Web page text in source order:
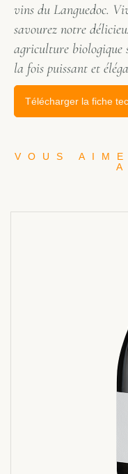
vins du Languedoc.
savourez notre
agriculture biologique
la fois puissant et
Télécharger la fiche
VOUS